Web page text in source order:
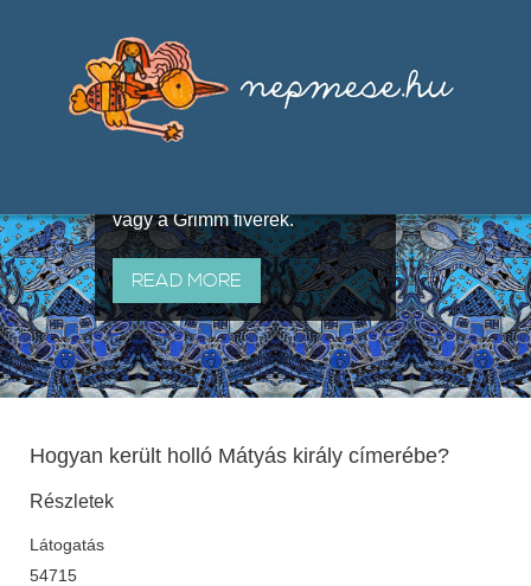
útján terjedő elbeszélésekből,
melyeket olyan ismert gyűjtők
állítottak össze, mint Benedek
vagy a Grimm fivérek.
READ MORE
Hogyan került holló Mátyás király címerébe?
Részletek
Látogatás
54715